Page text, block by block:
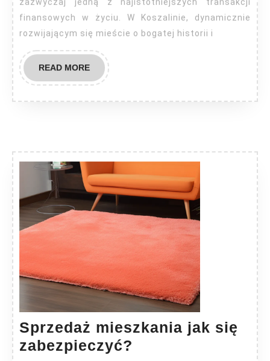
finansowych w życiu. W Koszalinie, dynamicznie
rozwijającym się mieście o bogatej historii i
READ MOREREAD
MORE
Sprzedaż mieszkania jak się
zabezpieczyć?